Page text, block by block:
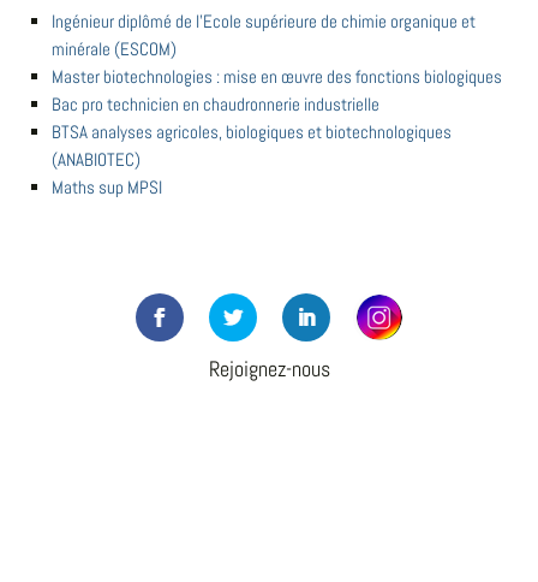
Ingénieur diplômé de l'Ecole supérieure de chimie organique et
minérale (ESCOM)
Master biotechnologies : mise en œuvre des fonctions biologiques
Bac pro technicien en chaudronnerie industrielle
BTSA analyses agricoles, biologiques et biotechnologiques
(ANABIOTEC)
Maths sup MPSI
Rejoignez-nous